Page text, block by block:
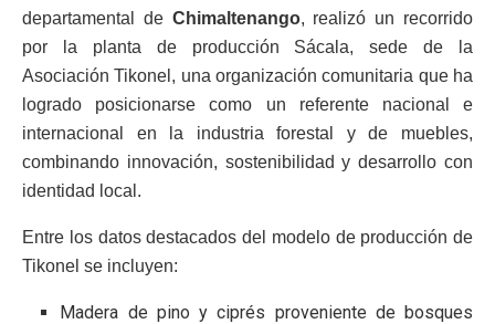
departamental de Chimaltenango, realizó un recorrido
por la planta de producción Sácala, sede de la
Asociación Tikonel, una organización comunitaria que ha
logrado posicionarse como un referente nacional e
internacional en la industria forestal y de muebles,
combinando innovación, sostenibilidad y desarrollo con
identidad local.
Entre los datos destacados del modelo de producción de
Tikonel se incluyen:
Madera de pino y ciprés proveniente de bosques